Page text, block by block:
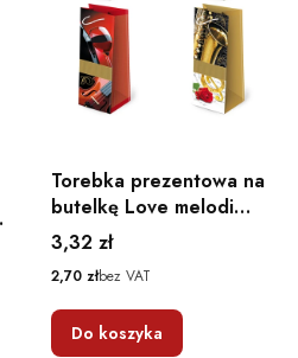
Torebka prezentowa na
butelkę Love melodi
''155" 12 x 36,9 x 11
Cena
3,32 zł
Cena
2,70 złbez VAT
Do koszyka